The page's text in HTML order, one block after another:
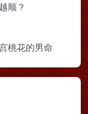
顺？
桃花的男命